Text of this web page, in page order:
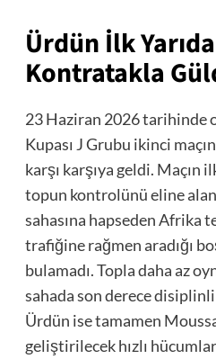
Ürdün İlk
Kontratakla
23 Haziran 2026 tarihinde
Kupası J Grubu ikinci
karşı karşıya geldi.
topun kontrolünü eline
sahasına hapseden Afrika
trafiğine rağmen aradığı
bulamadı. Topla daha az
sahada son derece
Ürdün ise tamamen
geliştirilecek hızlı